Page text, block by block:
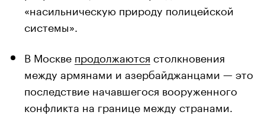
«насильническую природу полицейской
системы».
В Москве продолжаются столкновения
между армянами и азербайджанцами — это
последствие начавшегося вооруженного
конфликта на границе между странами.